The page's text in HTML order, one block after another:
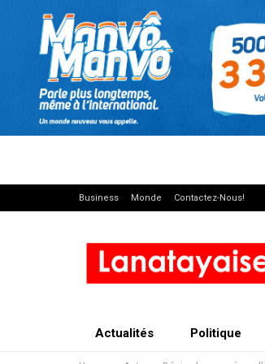
Business Monde Contactez-Nous!
Actualités Politique